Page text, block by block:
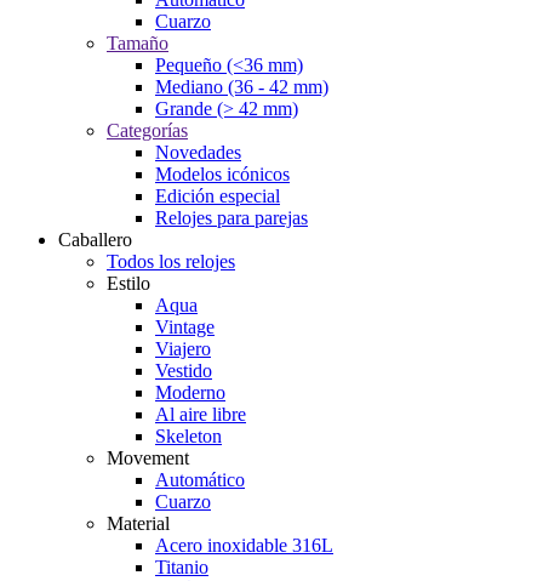
Cuarzo
Tamaño
Pequeño (<36 mm)
Mediano (36 - 42 mm)
Grande (> 42 mm)
Categorías
Novedades
Modelos icónicos
Edición especial
Relojes para parejas
Caballero
Todos los relojes
Estilo
Aqua
Vintage
Viajero
Vestido
Moderno
Al aire libre
Skeleton
Movement
Automático
Cuarzo
Material
Acero inoxidable 316L
Titanio